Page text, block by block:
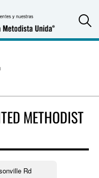
METHODIST
Rd